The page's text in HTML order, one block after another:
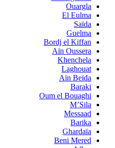
Ouargla
El Eulma
Saïda
Guelma
Bordj el Kiffan
Aïn Oussera
Khenchela
Laghouat
Aïn Beïda
Baraki
Oum el Bouaghi
M’Sila
Messaad
Barika
Ghardaïa
Beni Mered